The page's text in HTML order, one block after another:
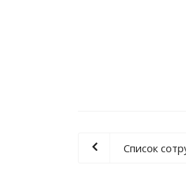
Список